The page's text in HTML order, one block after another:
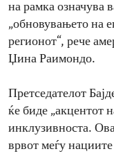
на рамка означува
„обновувањето на
регионот“, рече
Џина Раимондо.
Претседателот
ќе биде „акцентот
инклузивноста.
врвот меѓу